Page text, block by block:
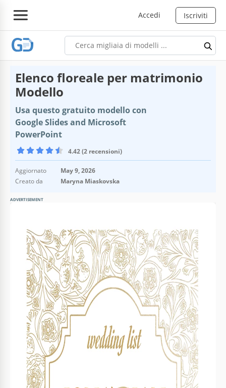
Accedi Iscriviti
Elenco floreale per matrimonio
Modello
Usa questo gratuito modello con
Google Slides and Microsoft
PowerPoint
4.42 (2 recensioni)
Aggiornato
May 9, 2026
Creato da
Maryna Miaskovska
ADVERTISEMENT